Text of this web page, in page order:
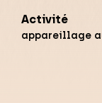
Activité
appareillage